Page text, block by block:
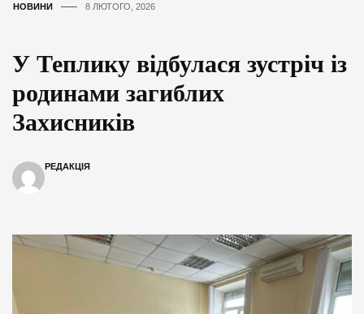
НОВИНИ 8 ЛЮТОГО, 2026
У Теплику відбулася зустріч із
родинами загиблих
Захисників
РЕДАКЦІЯ